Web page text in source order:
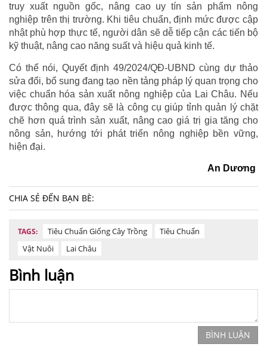
truy xuất nguồn gốc, nâng cao uy tín sản phẩm nông
nghiệp trên thị trường. Khi tiêu chuẩn, định mức được cập
nhật phù hợp thực tế, người dân sẽ dễ tiếp cận các tiến bộ
kỹ thuật, nâng cao năng suất và hiệu quả kinh tế.
Có thể nói, Quyết định 49/2024/QĐ-UBND cùng dự thảo
sửa đổi, bổ sung đang tạo nền tảng pháp lý quan trọng cho
việc chuẩn hóa sản xuất nông nghiệp của Lai Châu. Nếu
được thông qua, đây sẽ là công cụ giúp tỉnh quản lý chặt
chẽ hơn quá trình sản xuất, nâng cao giá trị gia tăng cho
nông sản, hướng tới phát triển nông nghiệp bền vững,
hiện đại.
An Dương
CHIA SẺ ĐẾN BẠN BÈ:
TAGS: Tiêu Chuẩn Giống Cây Trồng
Tiêu Chuẩn
Vật Nuôi
Lai Châu
Bình luận
BÌNH LUẬN